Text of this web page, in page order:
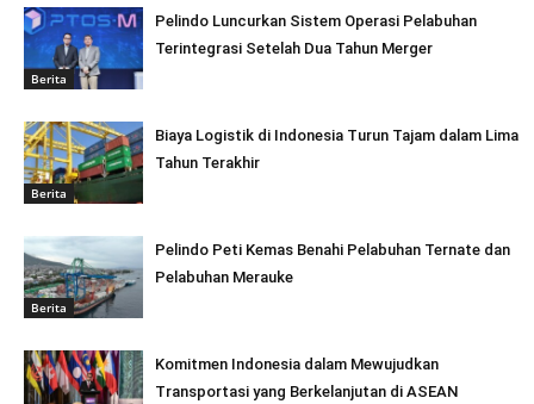
Berita
Pelindo Luncurkan Sistem Operasi Pelabuhan
Terintegrasi Setelah Dua Tahun Merger
Berita
Biaya Logistik di Indonesia Turun Tajam dalam Lima
Tahun Terakhir
Berita
Pelindo Peti Kemas Benahi Pelabuhan Ternate dan
Pelabuhan Merauke
Komitmen Indonesia dalam Mewujudkan
Transportasi yang Berkelanjutan di ASEAN